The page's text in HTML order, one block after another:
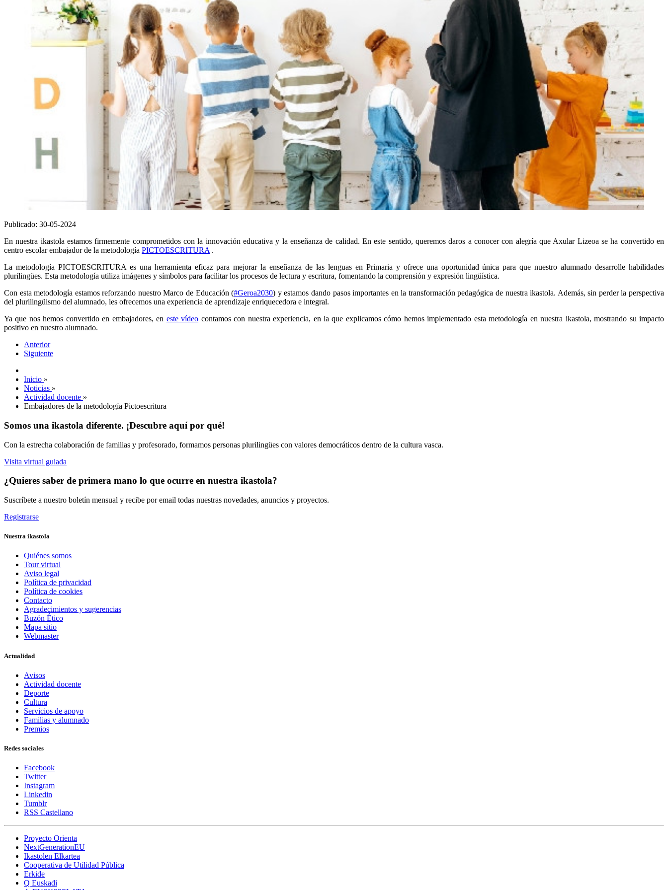
Publicado: 30-05-2024
En nuestra ikastola estamos firmemente comprometidos con la innovación educativa y la enseñanza de calidad. En este sentido, queremos daros a conocer con alegría que Axular Lizeoa se ha convertido en
centro escolar embajador de la metodología PICTOESCRITURA .
La metodología PICTOESCRITURA es una herramienta eficaz para mejorar la enseñanza de las lenguas en Primaria y ofrece una oportunidad única para que nuestro alumnado desarrolle habilidades
plurilingües. Esta metodología utiliza imágenes y símbolos para facilitar los procesos de lectura y escritura, fomentando la comprensión y expresión lingüística.
Con esta metodología estamos reforzando nuestro Marco de Educación (#Geroa2030) y estamos dando pasos importantes en la transformación pedagógica de nuestra ikastola. Además, sin perder la perspectiva
del plurilingüismo del alumnado, les ofrecemos una experiencia de aprendizaje enriquecedora e integral.
Ya que nos hemos convertido en embajadores, en este vídeo contamos con nuestra experiencia, en la que explicamos cómo hemos implementado esta metodología en nuestra ikastola, mostrando su impacto
positivo en nuestro alumnado.
Anterior
Siguiente
Inicio »
Noticias »
Actividad docente »
Embajadores de la metodología Pictoescritura
Somos una ikastola diferente. ¡Descubre aquí por qué!
Con la estrecha colaboración de familias y profesorado, formamos personas plurilingües con valores democráticos dentro de la cultura vasca.
Visita virtual guiada
¿Quieres saber de primera mano lo que ocurre en nuestra ikastola?
Suscríbete a nuestro boletín mensual y recibe por email todas nuestras novedades, anuncios y proyectos.
Registrarse
Nuestra ikastola
Quiénes somos
Tour virtual
Aviso legal
Política de privacidad
Política de cookies
Contacto
Agradecimientos y sugerencias
Buzón Ético
Mapa sitio
Webmaster
Actualidad
Avisos
Actividad docente
Deporte
Cultura
Servicios de apoyo
Familias y alumnado
Premios
Redes sociales
Facebook
Twitter
Instagram
Linkedin
Tumblr
RSS Castellano
Proyecto Orienta
NextGenerationEU
Ikastolen Elkartea
Cooperativa de Utilidad Pública
Erkide
Q Euskadi